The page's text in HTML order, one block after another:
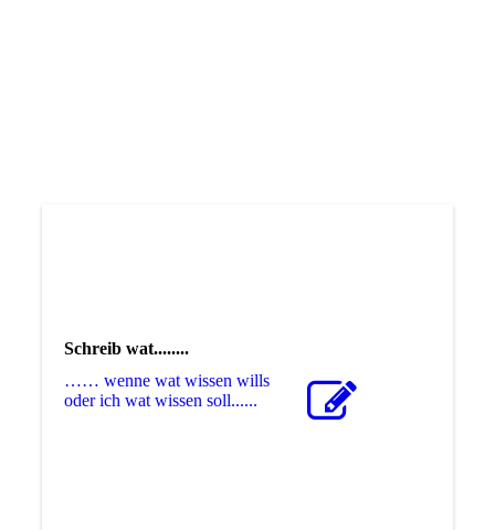
Schreib wat........
…… wenne wat wissen wills
oder ich wat wissen soll......